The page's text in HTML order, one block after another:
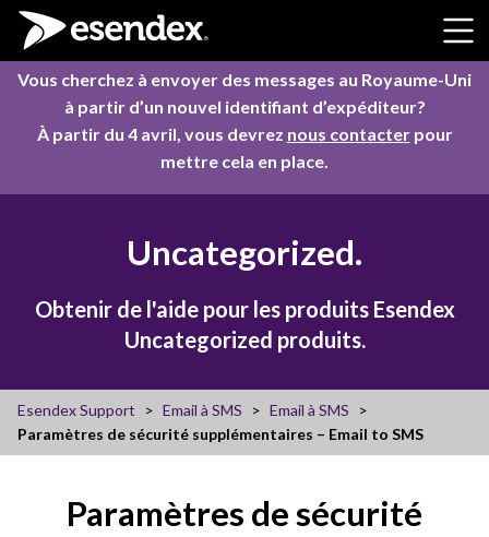
Skip to content
Vous cherchez à envoyer des messages au Royaume-Uni
à partir d’un nouvel identifiant d’expéditeur?
À partir du 4 avril, vous devrez nous contacterpour
mettre cela en place.
Uncategorized.
Obtenir de l'aide pour les produits Esendex
Uncategorized produits.
Esendex Support Email à SMS
Email à SMS
Paramètres de sécurité supplémentaires – Email to SMS
Paramètres de sécurité